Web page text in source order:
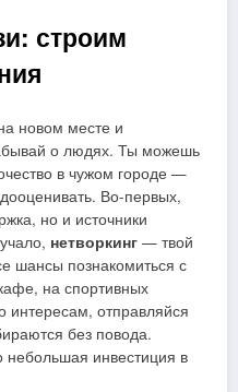
строим
новом месте и
о людях. Ты можешь
в чужом городе —
Во-первых,
но и источники
нетворкинг — твой
шансы познакомиться с
на спортивных
интересам, отправляйся
без повода.
инвестиция в